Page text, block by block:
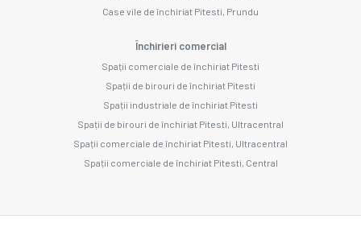
Case vile de închiriat Pitesti, Prundu
Închirieri comercial
Spații comerciale de închiriat Pitesti
Spații de birouri de închiriat Pitesti
Spații industriale de închiriat Pitesti
Spații de birouri de închiriat Pitesti, Ultracentral
Spații comerciale de închiriat Pitesti, Ultracentral
Spații comerciale de închiriat Pitesti, Central